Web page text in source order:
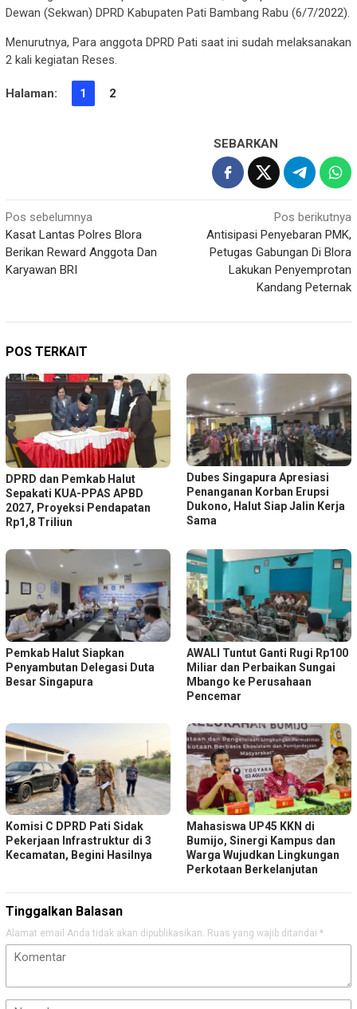
Dewan (Sekwan) DPRD Kabupaten Pati Bambang Rabu (6/7/2022).
Menurutnya, Para anggota DPRD Pati saat ini sudah melaksanakan
2 kali kegiatan Reses.
Halaman: 1 2
SEBARKAN
Navigasi
pos
Pos sebelumnya
Kasat Lantas Polres Blora
Berikan Reward Anggota Dan
Karyawan BRI
Pos berikutnya
Antisipasi Penyebaran PMK,
Petugas Gabungan Di Blora
Lakukan Penyemprotan
Kandang Peternak
POS TERKAIT
DPRD dan Pemkab Halut
Sepakati KUA-PPAS APBD
2027, Proyeksi Pendapatan
Rp1,8 Triliun
Dubes Singapura Apresiasi
Penanganan Korban Erupsi
Dukono, Halut Siap Jalin Kerja
Sama
Pemkab Halut Siapkan
Penyambutan Delegasi Duta
Besar Singapura
AWALI Tuntut Ganti Rugi Rp100
Miliar dan Perbaikan Sungai
Mbango ke Perusahaan
Pencemar
Komisi C DPRD Pati Sidak
Pekerjaan Infrastruktur di 3
Kecamatan, Begini Hasilnya
Mahasiswa UP45 KKN di
Bumijo, Sinergi Kampus dan
Warga Wujudkan Lingkungan
Perkotaan Berkelanjutan
Tinggalkan Balasan
Alamat email Anda tidak akan dipublikasikan. Ruas yang wajib ditandai *